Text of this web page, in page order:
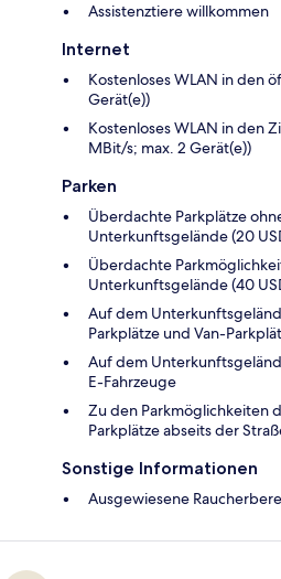
Assistenztiere willkommen
Internet
Kostenloses WLAN in den
Gerät(e))
Kostenloses WLAN in den
MBit/s; max. 2 Gerät(e))
Parken
Überdachte Parkplätze
Unterkunftsgelände (20
Überdachte
Unterkunftsgelände (40
Auf dem
Parkplätze und Van-
Auf dem
E-Fahrzeuge
Zu den Parkmöglichkeiten
Parkplätze abseits der
Sonstige Informationen
Ausgewiesene